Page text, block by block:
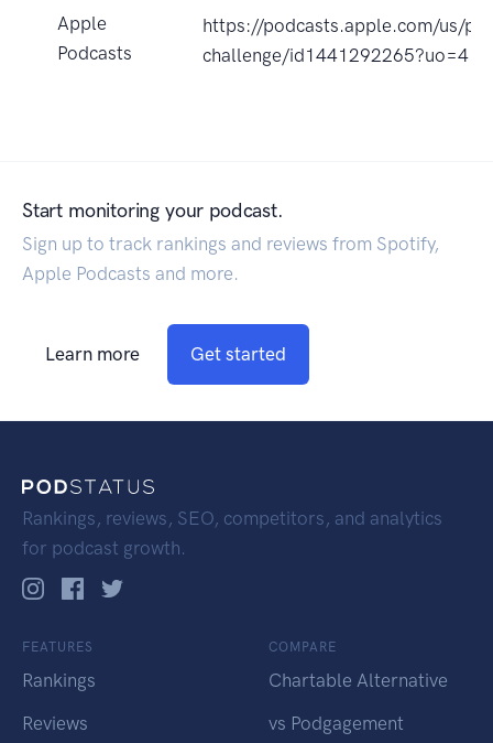
Apple
Podcasts
https://podcasts.apple.com/us/
challenge/id1441292265?uo=4
Start monitoring your podcast.
Sign up to track rankings and reviews from Spotify,
Apple Podcasts and more.
Learn more Get started
Rankings, reviews, SEO, competitors, and analytics
for podcast growth.
FEATURES
Rankings
Reviews
COMPARE
Chartable Alternative
vs Podgagement